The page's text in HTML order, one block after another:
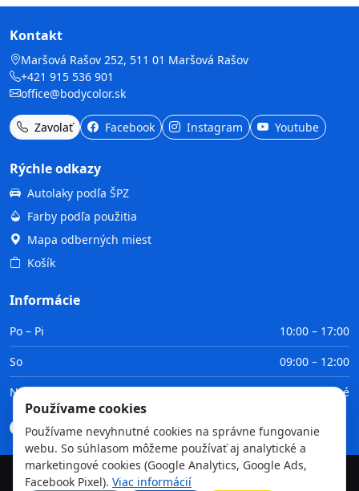
Kontakt
Maršová Rašov 252, 511 01 Maršová Rašov
+421 915 536 901
office@bodycolor.sk
Zavolať Facebook Instagram Youtube
Rýchle odkazy
Autolaky podľa ŠPZ
Farby podľa použitia
Mapa odberných miest
Košík
Informácie
Po – Pi
10:00 – 17:00
So
09:00 – 12:00
Ne
Zatvorené
Doprava Platba Obchodné podmienky GDPR
©2026TvojaFarba.sk • Všetky práva vyhradené
Používame cookies
Používame nevyhnutné cookies na správne fungovanie
webu. So súhlasom môžeme používať aj analytické a
marketingové cookies (Google Analytics, Google Ads,
Facebook Pixel). Viac informácií